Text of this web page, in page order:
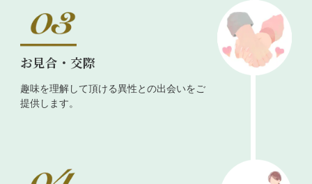
お見合・交際
趣味を理解して頂ける異性との出会いをご
提供します。